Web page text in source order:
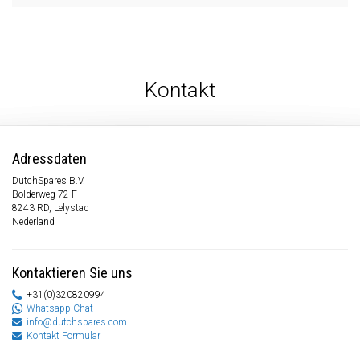
Kontakt
Adressdaten
DutchSpares B.V.
Bolderweg 72 F
8243 RD, Lelystad
Nederland
Kontaktieren Sie uns
+31(0)320820994
Whatsapp Chat
info@dutchspares.com
Kontakt Formular